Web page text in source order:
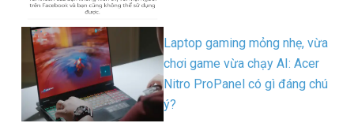
Laptop gaming mỏng nhẹ, vừa
chơi game vừa chạy AI: Acer
Nitro ProPanel có gì đáng chú
ý?